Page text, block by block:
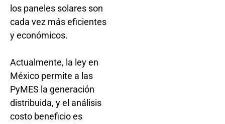
los paneles solares son
cada vez más eficientes
y económicos.
Actualmente, la ley en
México permite a las
PyMES la generación
distribuida, y el análisis
costo beneficio es